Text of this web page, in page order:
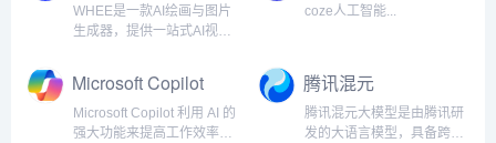
行精准语义分析，并通过追
问获取更多有价值信息，将
品的智能助手...
WHEE是一款AI绘画与图片
生成器，提供一站式AI视觉
一应俱全。使用门槛低，用
户只需用自然语言表述需
求，就能轻松上手。在画廊
coze人工智能...
Microsoft Copilot
Microsoft Copilot 利用 AI 的
强大功能来提高工作效率、
腾讯混元
腾讯混元大模型是由腾讯研
发的大语言模型，具备跨领